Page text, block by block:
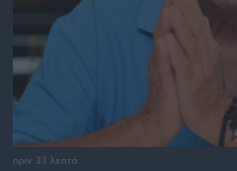
πριν 33 λεπτά